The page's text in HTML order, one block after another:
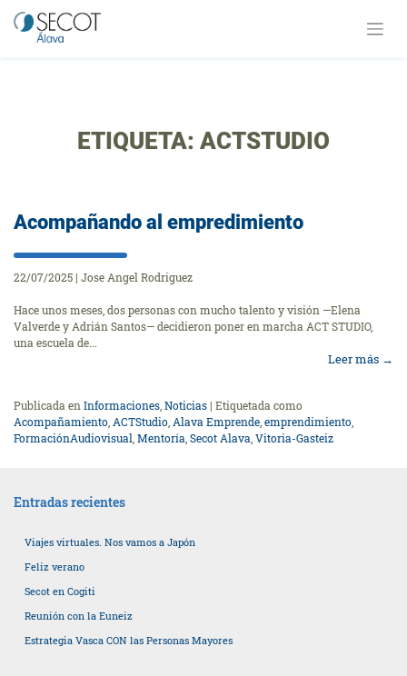
contenido
ETIQUETA: ACTSTUDIO
Acompañando al empredimiento
22/07/2025 | Jose Angel Rodriguez
Hace unos meses, dos personas con mucho talento y visión —Elena
Valverde y Adrián Santos— decidieron poner en marcha ACT STUDIO,
una escuela de...
Leer más →
Publicada en Informaciones Noticias | Etiquetada como
Acompañamiento ACTStudio Alava Emprende emprendimiento
FormaciónAudiovisual Mentoría Secot Alava Vitoria-Gasteiz
Entradas recientes
Viajes virtuales. Nos vamos a Japón
Feliz verano
Secot en Cogiti
Reunión con la Euneiz
Estrategia Vasca CON las Personas Mayores